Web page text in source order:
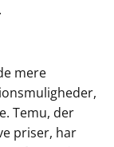
mere
Temu, der
priser, har